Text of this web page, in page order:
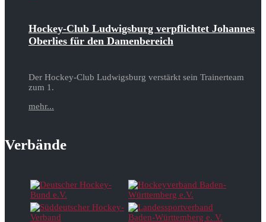
Hockey-Club Ludwigsburg verpflichtet Johannes
Oberlies für den Damenbereich
Der Hockey-Club Ludwigsburg verstärkt sein Trainerteam
zum 1.
mehr...
Verbände